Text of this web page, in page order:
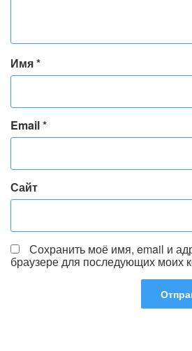
Имя*
Email*
Сайт
Сохранить моё имя, email и
браузере для последующих моих